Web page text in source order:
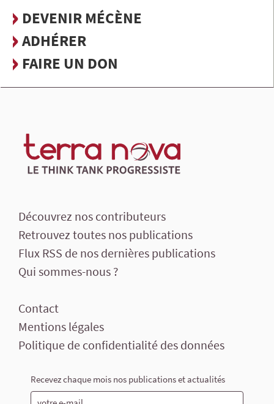
DEVENIR MÉCÈNE
ADHÉRER
FAIRE UN DON
Découvrez nos contributeurs
Retrouvez toutes nos publications
Flux RSS de nos dernières publications
Qui sommes-nous ?
Contact
Mentions légales
Politique de confidentialité des données
Recevez chaque mois nos publications et actualités